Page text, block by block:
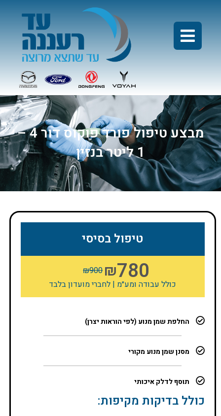
מבצע טיפול פורד פוקוס דור 4 –
1 ליטר בנזין
טיפול בסיסי
₪900₪780
כולל עבודה ומע״מ | לחברי מועדון בלבד
החלפת שמן מנוע (לפי הוראות יצרן)
מסנן שמן מנוע מקורי
תוסף לדלק איכותי
כולל בדיקות מקיפות: